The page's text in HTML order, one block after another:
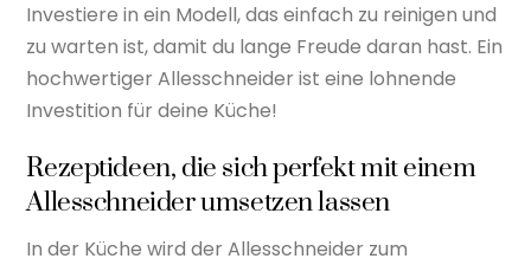
Investiere in ein Modell, das einfach zu reinigen und
zu warten ist, damit du lange Freude daran hast. Ein
hochwertiger Allesschneider ist eine lohnende
Investition für deine Küche!
Rezeptideen, die sich perfekt mit einem
Allesschneider umsetzen lassen
In der Küche wird der Allesschneider zum